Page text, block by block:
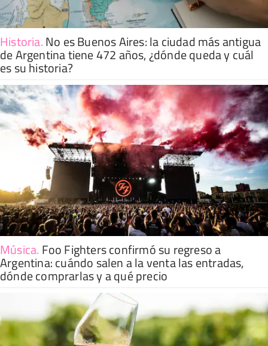
Historia.No es Buenos Aires: la ciudad más antigua
de Argentina tiene 472 años, ¿dónde queda y cuál
es su historia?
Música. Foo Fighters confirmó su regreso a
Argentina: cuándo salen a la venta las entradas,
dónde comprarlas y a qué precio